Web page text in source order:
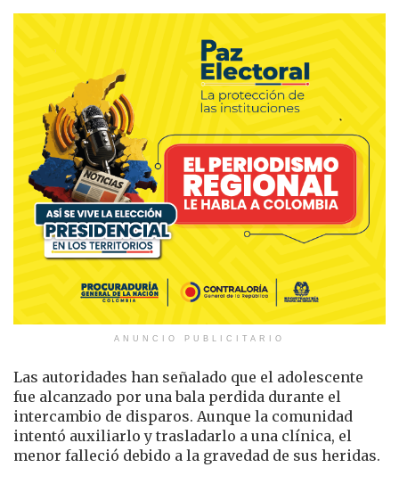
ANUNCIO PUBLICITARIO
Las autoridades han señalado que el adolescente
fue alcanzado por una bala perdida durante el
intercambio de disparos. Aunque la comunidad
intentó auxiliarlo y trasladarlo a una clínica, el
menor falleció debido a la gravedad de sus heridas.